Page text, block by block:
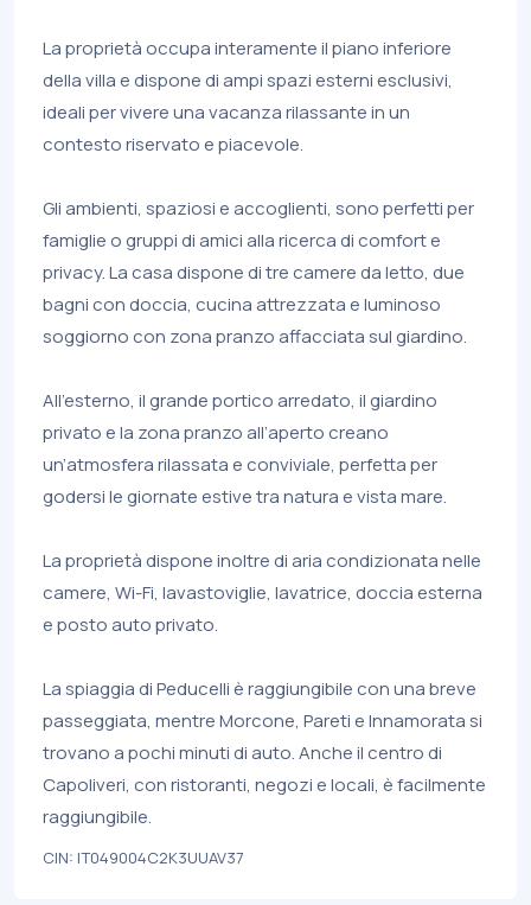
La proprietà occupa interamente il piano inferiore
della villa e dispone di ampi spazi esterni esclusivi,
ideali per vivere una vacanza rilassante in un
contesto riservato e piacevole.
Gli ambienti, spaziosi e accoglienti, sono perfetti per
famiglie o gruppi di amici alla ricerca di comfort e
privacy. La casa dispone di tre camere da letto, due
bagni con doccia, cucina attrezzata e luminoso
soggiorno con zona pranzo affacciata sul giardino.
All’esterno, il grande portico arredato, il giardino
privato e la zona pranzo all’aperto creano
un’atmosfera rilassata e conviviale, perfetta per
godersi le giornate estive tra natura e vista mare.
La proprietà dispone inoltre di aria condizionata nelle
camere, Wi-Fi, lavastoviglie, lavatrice, doccia esterna
e posto auto privato.
La spiaggia di Peducelli è raggiungibile con una breve
passeggiata, mentre Morcone, Pareti e Innamorata si
trovano a pochi minuti di auto. Anche il centro di
Capoliveri, con ristoranti, negozi e locali, è facilmente
raggiungibile.
CIN: IT049004C2K3UUAV37